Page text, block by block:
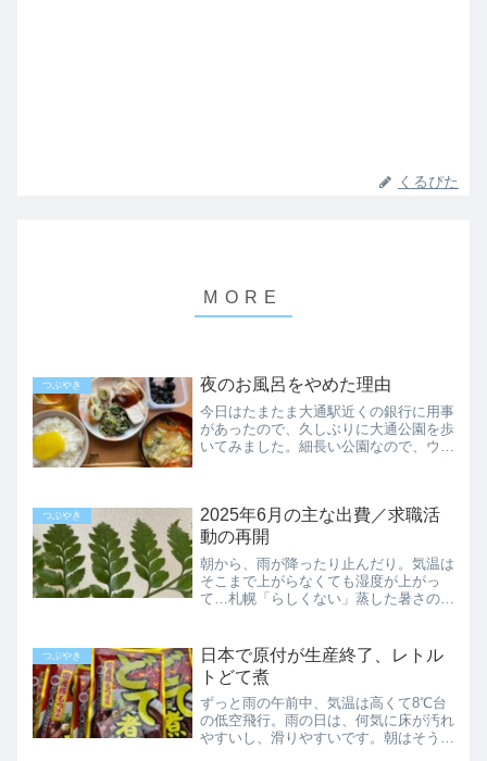
くるぴた
つぶやき 夜のお風呂をやめた理由
今日はたまたま大通駅近くの銀行に用事
があったので、久しぶりに大通公園を歩
いてみました。細長い公園なので、ウォ
思っていたのに…桜も他の...
つぶやき
2025年6月の主な出費／求職活
動の再開
朝から、雨が降ったり止んだり。気温は
そこまで上がらなくても湿度が上がっ
て…札幌「らしくない」蒸した暑さの一
も出来なかった、充実感の無い年は近年
ありません。残り半年で、ど...
つぶやき
日本で原付が生産終了、レトル
トどて煮
ずっと雨の午前中、気温は高くて8℃台
の低空飛行。雨の日は、何気に床が汚れ
やすいし、滑りやすいです。朝はそうで